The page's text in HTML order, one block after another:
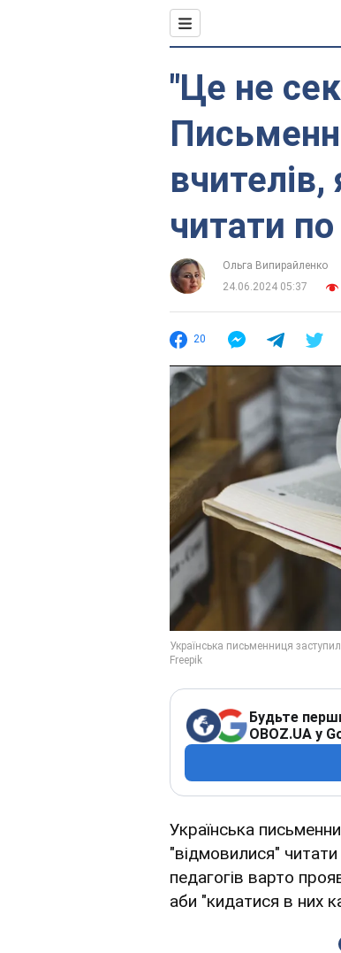
"Це не
вчителів,
читати
Ольга Випирайленко
24.06.2024 05:37
20
Будьте
OBOZ.UA у
Українська
"відмовилися"
педагогів варто
аби "кидатися в них